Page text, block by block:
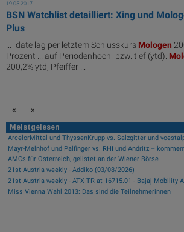
19.05.2017
BSN Watchlist detailliert: Xing und
Plus
... -date lag per letztem Schlusskurs Mologen
Prozent ... auf Periodenhoch- bzw. tief (ytd):
200,2% ytd, Pfeiffer ...
« »
Meistgelesen
AMCs für Österreich, gelistet an der Wiener Börse
21st Austria weekly - Addiko (03/08/2026)
Miss Vienna Wahl 2013: Das sind die Teilnehmerinnen